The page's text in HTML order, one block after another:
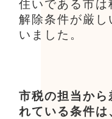
住いである市は
解除条件が厳し
いました。
市税の担当か
れている条件は